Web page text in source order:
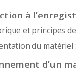
à
et principes
du matériel
d’un